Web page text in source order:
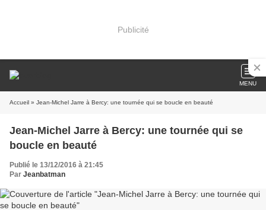
Publicité
MENU
Accueil » Jean-Michel Jarre à Bercy: une tournée qui se boucle en beauté
Jean-Michel Jarre à Bercy: une tournée qui se
boucle en beauté
Publié le 13/12/2016 à 21:45
Par Jeanbatman